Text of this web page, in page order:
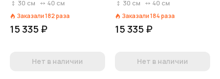
30 см 40 см
Заказали182раза
15 335 ₽
Нет в наличии
30 см 40 см
Заказали184раза
15 335 ₽
Нет в наличии